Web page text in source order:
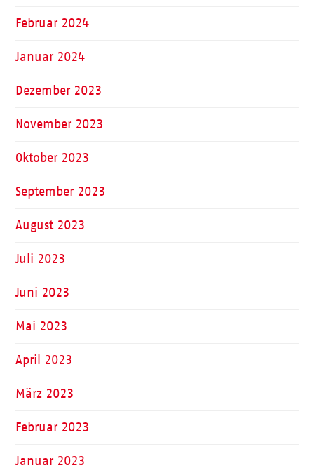
Februar 2024
Januar 2024
Dezember 2023
November 2023
Oktober 2023
September 2023
August 2023
Juli 2023
Juni 2023
Mai 2023
April 2023
März 2023
Februar 2023
Januar 2023